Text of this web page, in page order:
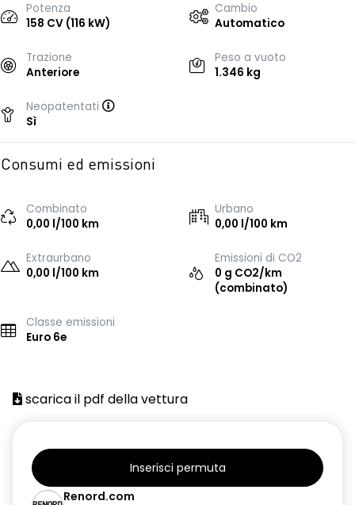
Potenza
158 CV (116 kW)
Cambio
Automatico
Trazione
Anteriore
Peso a vuoto
1.346 kg
Neopatentati
Sì
Consumi ed emissioni
Combinato
0,00 l/100 km
Urbano
0,00 l/100 km
Extraurbano
0,00 l/100 km
Emissioni di CO2
0 g CO2/km
(combinato)
Classe emissioni
Euro 6e
scarica il pdf della vettura
Inserisci permuta
Renord.com